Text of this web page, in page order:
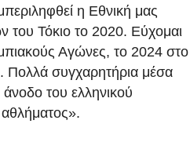
η Εθνική μας
Τόκιο το 2020. Εύχομαι
Αγώνες, το 2024 στο
Πολλά συγχαρητήρια μέσα
άνοδο του ελληνικού
αθλήματος».